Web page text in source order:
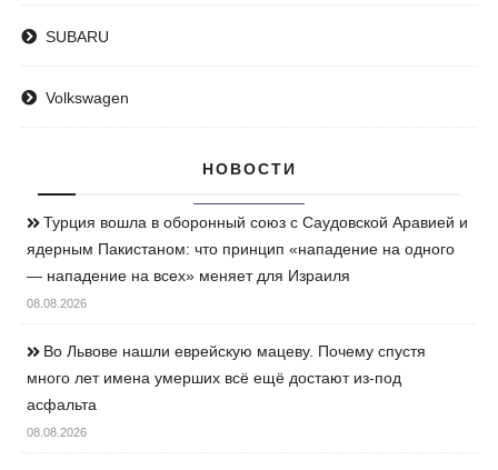
SUBARU
Volkswagen
НОВОСТИ
Турция вошла в оборонный союз с Саудовской Аравией и
ядерным Пакистаном: что принцип «нападение на одного
— нападение на всех» меняет для Израиля
08.08.2026
Во Львове нашли еврейскую мацеву. Почему спустя
много лет имена умерших всё ещё достают из-под
асфальта
08.08.2026